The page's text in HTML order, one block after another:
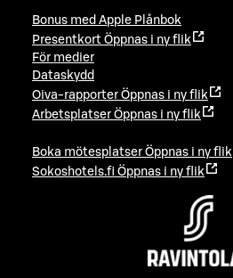
Bonus med Apple Plånbok
Presentkort Öppnas i ny flik
För medier
Dataskydd
Oiva-rapporter Öppnas i ny flik
Arbetsplatser Öppnas i ny flik
Boka mötesplatser Öppnas i ny flik
Sokoshotels.fi Öppnas i ny flik